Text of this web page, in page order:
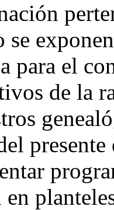
se
para el
de la